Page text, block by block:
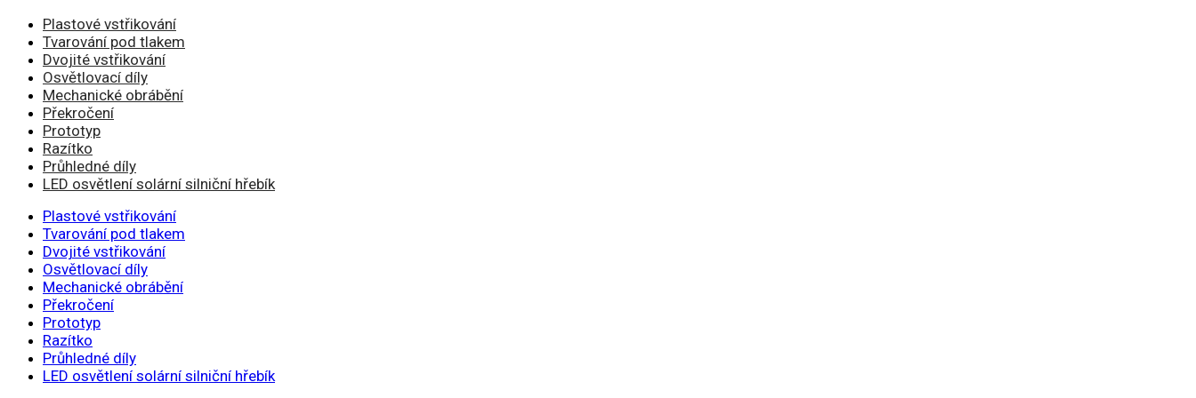
Plastové vstřikování
Tvarování pod tlakem
Dvojité vstřikování
Osvětlovací díly
Mechanické obrábění
Překročení
Prototyp
Razítko
Průhledné díly
LED osvětlení solární silniční hřebík
Plastové vstřikování
Tvarování pod tlakem
Dvojité vstřikování
Osvětlovací díly
Mechanické obrábění
Překročení
Prototyp
Razítko
Průhledné díly
LED osvětlení solární silniční hřebík